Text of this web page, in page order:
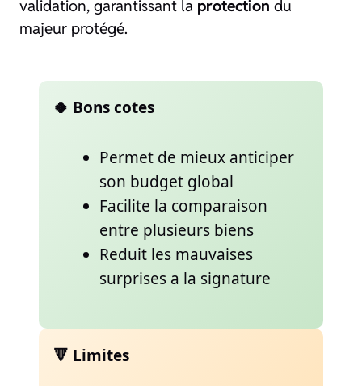
validation, garantissant la protection du
majeur protégé.
🍀 Bons cotes
Permet de mieux anticiper
son budget global
Facilite la comparaison
entre plusieurs biens
Reduit les mauvaises
surprises a la signature
🔻 Limites